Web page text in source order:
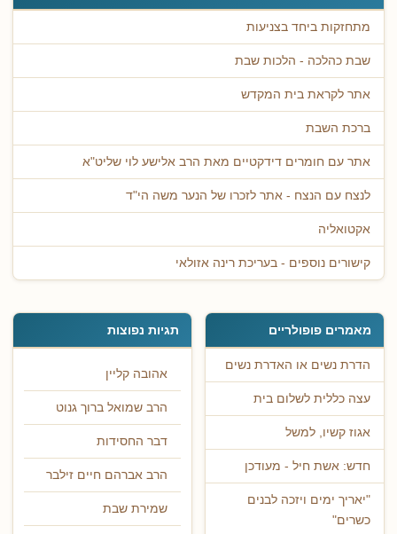
מתחזקות ביחד בצניעות
שבת כהלכה - הלכות שבת
אתר לקראת בית המקדש
ברכת השבת
אתר עם חומרים דידקטיים מאת הרב אלישע לוי שליט"א
לנצח עם הנצח - אתר לזכרו של הנער משה הי"ד
אקטואליה
קישורים נוספים - בעריכת רינה אזולאי
מאמרים פופולריים
הדרת נשים או האדרת נשים
עצה כללית לשלום בית
אגוז קשיו, למשל
חדש: אשת חיל - מעודכן
"יאריך ימים ויזכה לבנים
כשרים"
תגיות נפוצות
אהובה קליין
הרב שמואל ברוך גנוט
דבר החסידות
הרב אברהם חיים זילבר
שמירת שבת